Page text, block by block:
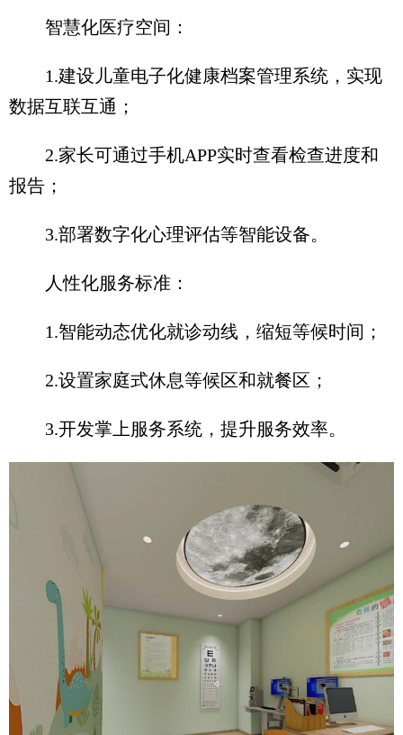
智慧化医疗空间：
1.建设儿童电子化健康档案管理系统，实现
数据互联互通；
2.家长可通过手机APP实时查看检查进度和
报告；
3.部署数字化心理评估等智能设备。
人性化服务标准：
1.智能动态优化就诊动线，缩短等候时间；
2.设置家庭式休息等候区和就餐区；
3.开发掌上服务系统，提升服务效率。